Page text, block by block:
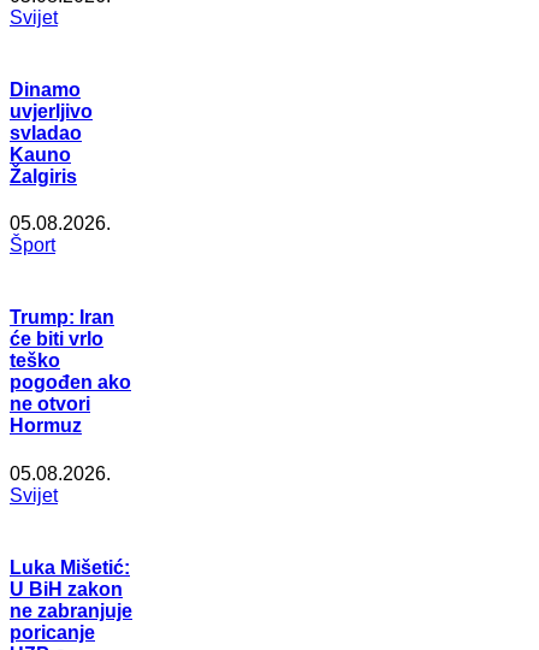
Svijet
Dinamo
uvjerljivo
svladao
Kauno
Žalgiris
05.08.2026.
Šport
Trump: Iran
će biti vrlo
teško
pogođen ako
ne otvori
Hormuz
05.08.2026.
Svijet
Luka Mišetić:
U BiH zakon
ne zabranjuje
poricanje